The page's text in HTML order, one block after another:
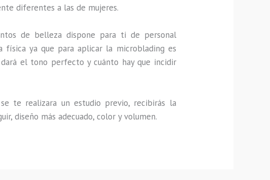
diferentes a las de mujeres.
de belleza dispone para ti de personal
ya que para aplicar la microblading es
el tono perfecto y cuánto hay que incidir
te realizara un estudio previo, recibirás la
diseño más adecuado, color y volumen.